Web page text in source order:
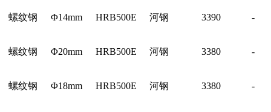
螺纹钢 Φ14mm HRB500E 河钢 3390 -
螺纹钢 Φ20mm HRB500E 河钢 3380 -
螺纹钢 Φ18mm HRB500E 河钢 3380 -